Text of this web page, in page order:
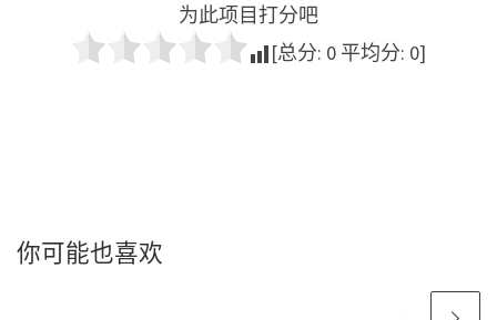
为此项目打分吧
[总分: 0 平均分: 0]
你可能也喜欢